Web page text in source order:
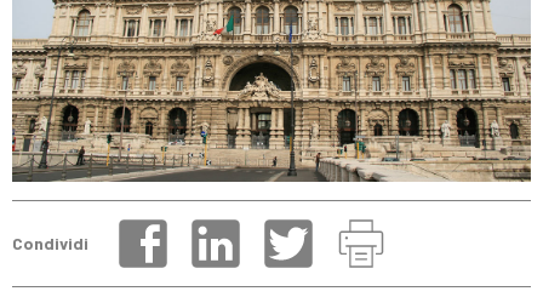
Condividi